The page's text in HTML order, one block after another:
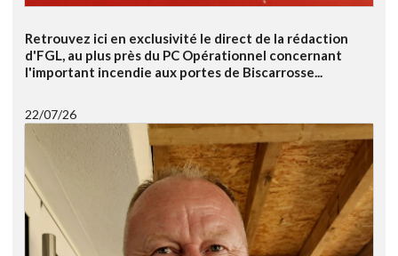
Retrouvez ici en exclusivité le direct de la rédaction
d'FGL, au plus près du PC Opérationnel concernant
l'important incendie aux portes de Biscarrosse...
22/07/26